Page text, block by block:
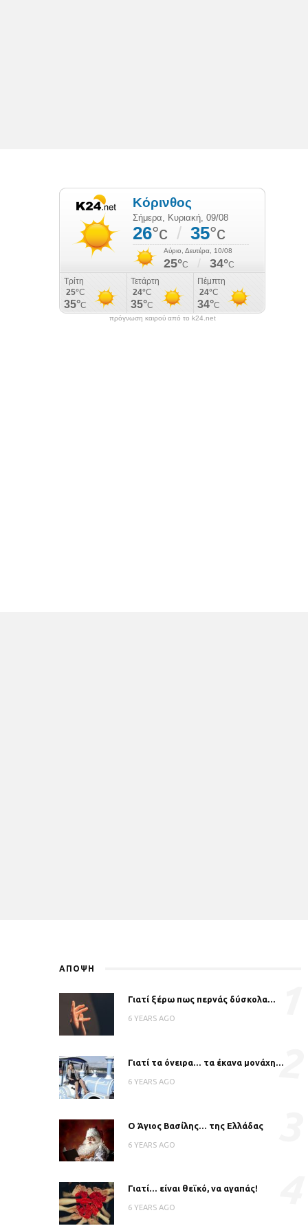
πρόγνωση καιρού από το k24.net
ΑΠΟΨΗ
Γιατί ξέρω πως περνάς δύσκολα…
6 YEARS AGO
Γιατί τα όνειρα… τα έκανα μονάχη…
6 YEARS AGO 2
Ο Άγιος Βασίλης… της Ελλάδας
6 YEARS AGO
Γιατί… είναι θεϊκό, να αγαπάς!
6 YEARS AGO